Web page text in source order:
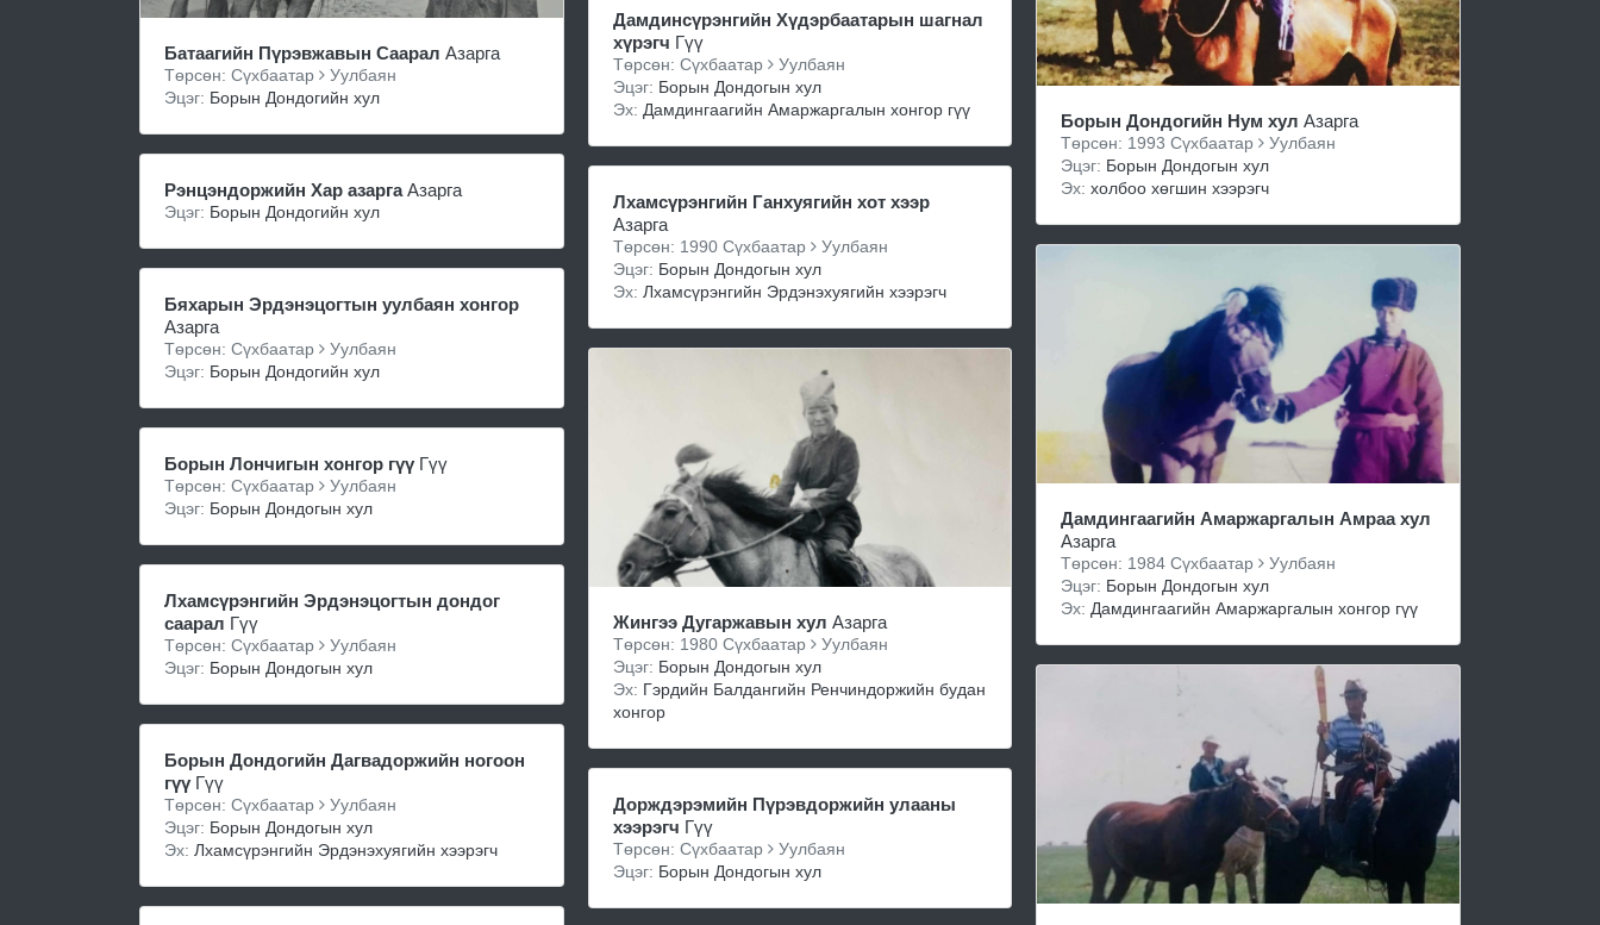
Батаагийн Пүрэвжавын Саарал Азарга
Төрсөн: Сүхбаатар
Уулбаян
Эцэг: Борын Дондогийн хул
Рэнцэндоржийн Хар азаргаАзарга
Эцэг: Борын Дондогийн хул
Бяхарын Эрдэнэцогтын уулбаян хонгор
Азарга
Төрсөн: Сүхбаатар
Уулбаян
Эцэг: Борын Дондогийн хул
Борын Лончигын хонгор гүү Гүү
Төрсөн: Сүхбаатар
Уулбаян
Эцэг: Борын Дондогын хул
Лхамсүрэнгийн Эрдэнэцогтын дондог
саарал Гүү
Төрсөн: Сүхбаатар
Уулбаян
Эцэг: Борын Дондогын хул
Борын Дондогийн Дагвадоржийн ногоон
гүү Гүү
Төрсөн: Сүхбаатар
Уулбаян
Эцэг: Борын Дондогын хул
Эх: Лхамсүрэнгийн Эрдэнэхуягийн хээрэгч
Дамдинсүрэнгийн Хүдэрбаатарын шагнал
хүрэгч Гүү
Төрсөн: Сүхбаатар Уулбаян
Эцэг: Борын Дондогын хул
Эх: Дамдингаагийн Амаржаргалын хонгор гүү
Лхамсүрэнгийн Ганхуягийн хот хээр
Азарга
Төрсөн: 1990 Сүхбаатар Уулбаян
Эцэг: Борын Дондогын хул
Эх: Лхамсүрэнгийн Эрдэнэхуягийн хээрэгч
Жингээ Дугаржавын хул Азарга
Төрсөн: 1980 Сүхбаатар Уулбаян
Эцэг: Борын Дондогын хул
Эх: Гэрдийн Балдангийн Ренчиндоржийн будан
хонгор
Дорждэрэмийн Пүрэвдоржийн улааны
хээрэгч Гүү
Төрсөн: Сүхбаатар Уулбаян
Эцэг: Борын Дондогын хул
Борын Дондогийн Нум хул Азарга
Төрсөн: 1993 Сүхбаатар Уулбаян
Эцэг: Борын Дондогын хул
Эх:холбоо хөгшин хээрэгч
Дамдингаагийн Амаржаргалын Амраа хул
Азарга
Төрсөн: 1984 Сүхбаатар Уулбаян
Эцэг: Борын Дондогын хул
Эх: Дамдингаагийн Амаржаргалын хонгор гүү